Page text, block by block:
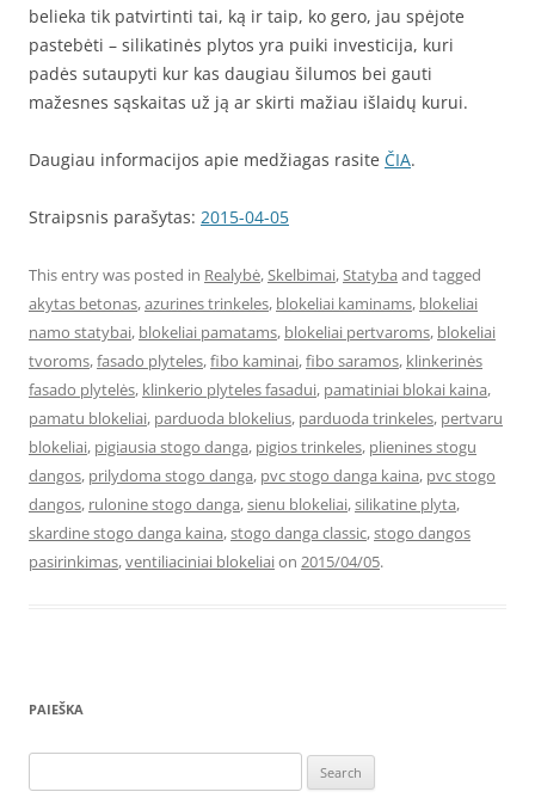
belieka tik patvirtinti tai, ką ir taip, ko gero, jau spėjote
pastebėti – silikatinės plytos yra puiki investicija, kuri
padės sutaupyti kur kas daugiau šilumos bei gauti
mažesnes sąskaitas už ją ar skirti mažiau išlaidų kurui.
Daugiau informacijos apie medžiagas rasite ČIA.
Straipsnis parašytas: 2015-04-05
This entry was posted in Realybė,Skelbimai,Statyba and tagged
akytas betonas,azurines trinkeles, blokeliai kaminams, blokeliai
namo statybai, blokeliai pamatams, blokeliai pertvaroms, blokeliai
tvoroms,fasado plyteles,fibo kaminai,fibo saramos, klinkerinės
fasado plytelės, klinkerio plyteles fasadui, pamatiniai blokai kaina,
pamatu blokeliai, parduoda blokelius, parduoda trinkeles, pertvaru
blokeliai, pigiausia stogo danga, pigios trinkeles, plienines stogu
dangos, prilydoma stogo danga, pvc stogo danga kaina, pvc stogo
dangos, rulonine stogo danga,sienu blokeliai,silikatine plyta,
skardine stogo danga kaina,stogo danga classic,stogo dangos
pasirinkimas,ventiliaciniai blokeliaion 2015/04/05.
PAIEŠKA